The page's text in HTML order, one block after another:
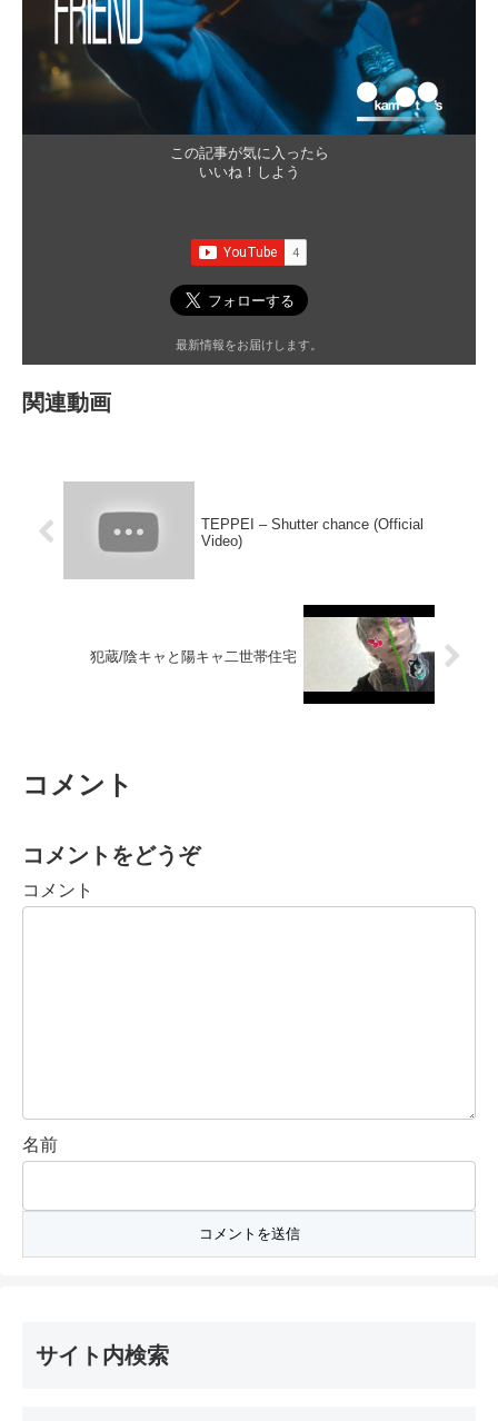
この記事が気に入ったら
いいね！しよう
最新情報をお届けします。
関連動画
TEPPEI – Shutter chance (Official
Video)
犯蔵/陰キャと陽キャ二世帯住宅
コメント
コメントをどうぞ
コメント
名前
サイト内検索